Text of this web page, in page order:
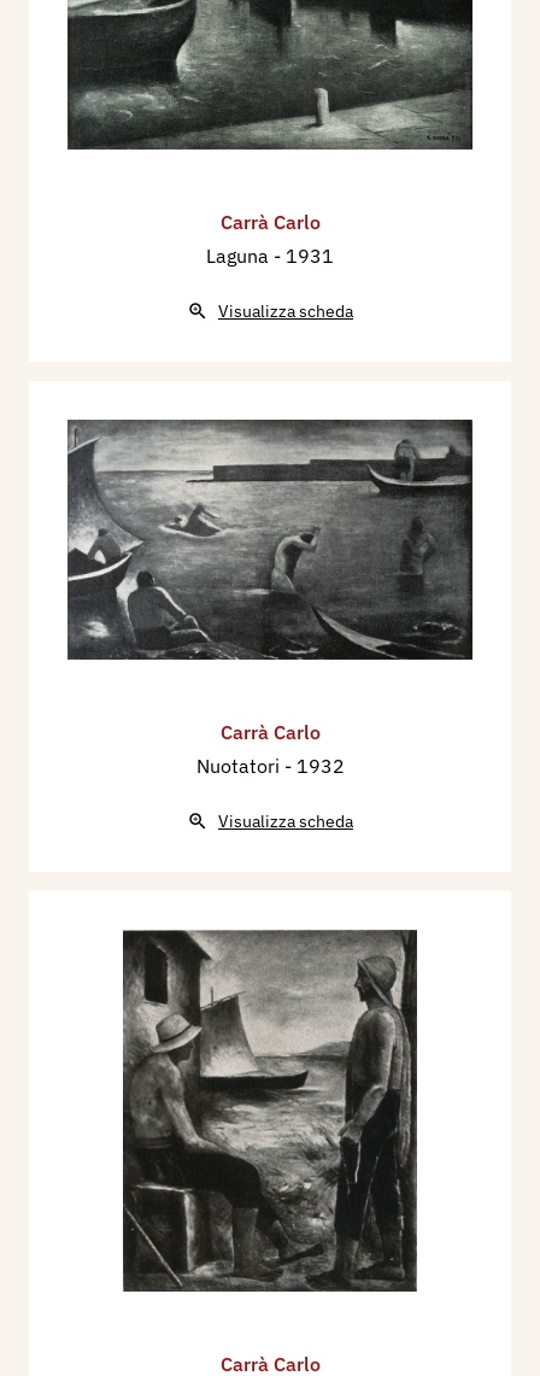
Carrà Carlo
Laguna - 1931
Visualizza scheda
Carrà Carlo
Nuotatori - 1932
Visualizza scheda
Carrà Carlo